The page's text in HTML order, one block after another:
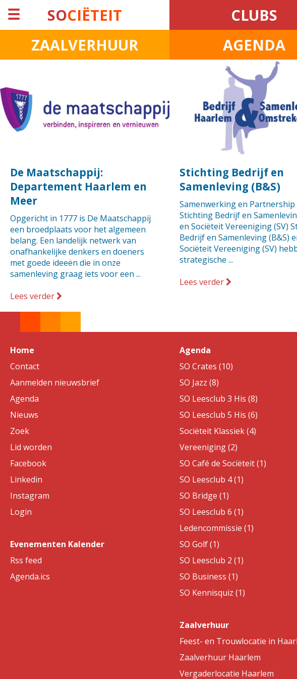
☰ SOCIËTEIT CLUBS
ZAALVERHUUR
AGENDA
De Maatschappij:
Departement Haarlem en
Meer
Opgericht in 1777 is De Maatschappij
een broedplaats voor het algemeen
belang. Een landelijk netwerk van
onafhankelijke denkers en doeners
met goede ideeën die in onze
samenleving graag iets voor een ...
Lees verder
Stichting Bedrijf en
Samenleving (B&S)
Samenwerking en Partnership
Stichting Bedrijf en
en Sociëteit Vereeniging (SV)
Bedrijf en Samenleving (B&S)
Sociëteit Vereeniging (SV)
strategische ...
Lees verder
Home
Contact
Aanmelden nieuwsbrief
Agenda
Nieuws
Zoek
Lid worden
Facebook
Linkedin
Instagram
Login
Evenementen Kalender
Rss feed
Agenda.ics
Agenda
SO Crates (10)
SO Jazz (8)
SO Leesclub 3 His (8)
SO Leesclub 5 His (6)
Sociëteit Klassiek (4)
Vereeniging (2)
SO Café de Sociëteit (1)
SO Leesclub 4 (1)
SO Bridge (1)
SO Leesclub 6 (1)
Ledencommissie (1)
SO Golf (1)
SO Leesclub 2 (1)
SO Business (1)
SO Kennisquiz (1)
Zaalverhuur
Feest- en Trouwlocatie in
Zaalverhuur Haarlem
Vergaderlocatie Haarlem